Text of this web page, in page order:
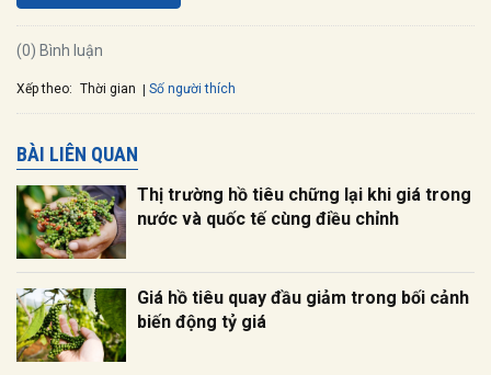
(0) Bình luận
Xếp theo: Thời gian Số người thích
BÀI LIÊN QUAN
Thị trường hồ tiêu chững lại khi giá trong
nước và quốc tế cùng điều chỉnh
Giá hồ tiêu quay đầu giảm trong bối cảnh
biến động tỷ giá